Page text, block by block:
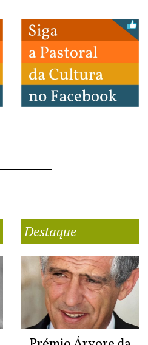
Destaque